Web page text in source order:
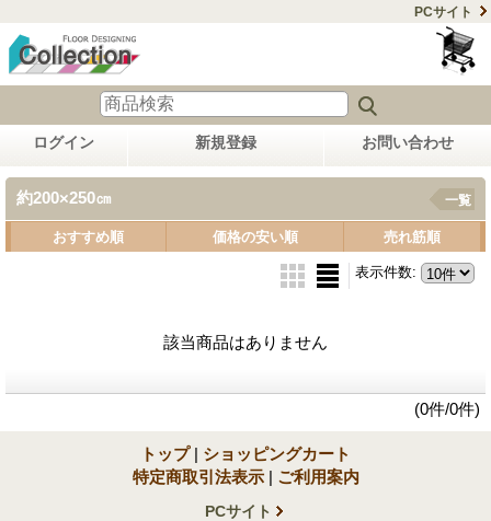
PCサイト
ログイン 新規登録 お問い合わせ
約200×250㎝ 一覧
おすすめ順 価格の安い順 売れ筋順
表示件数:
該当商品はありません
(0件/0件)
トップ | ショッピングカート
特定商取引法表示 | ご利用案内
PCサイト